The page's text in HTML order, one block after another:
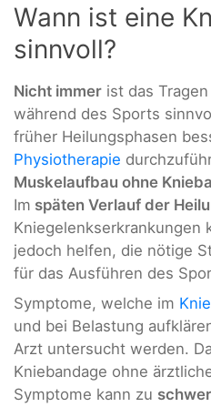
Wann ist eine
sinnvoll?
Nicht immer ist das
während des Sports
früher Heilungsphasen
Physiotherapie
Muskelaufbau ohne
Im späten Verlauf der
Kniegelenkserkrankungen
jedoch helfen, die nötige
für das Ausführen des
Symptome, welche im
und bei Belastung
Arzt untersucht werden.
Kniebandage ohne
Symptome kann zu